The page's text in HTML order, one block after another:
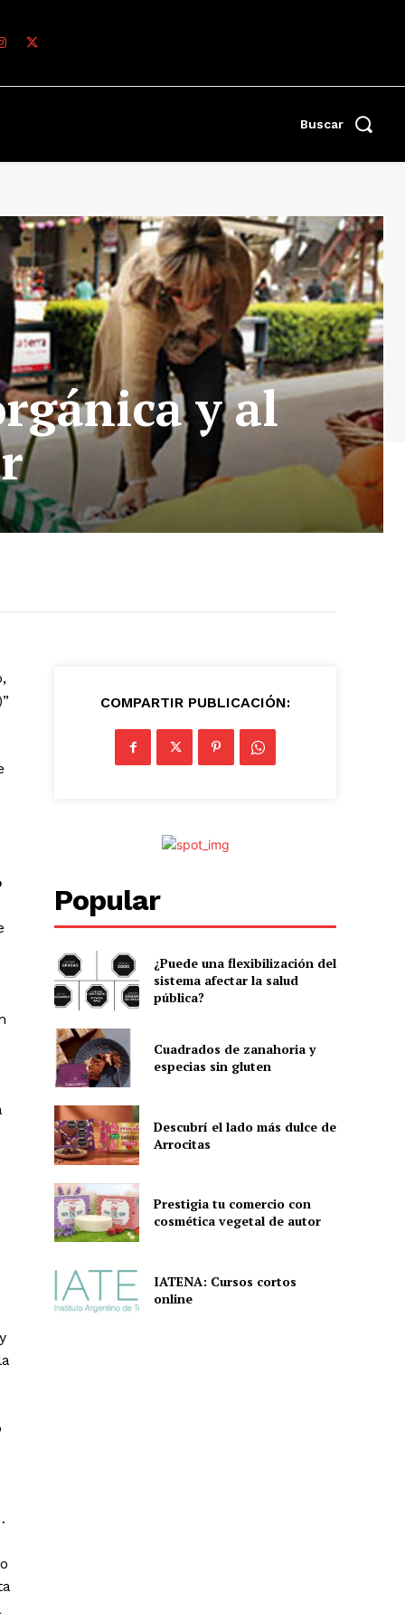
Buscar
y al
COMPARTIR PUBLICACIÓN:
Popular
¿Puede una flexibilización del
sistema afectar la salud
pública?
Cuadrados de zanahoria y
especias sin gluten
Descubrí el lado más dulce de
Arrocitas
Prestigia tu comercio con
cosmética vegetal de autor
IATENA: Cursos cortos
online